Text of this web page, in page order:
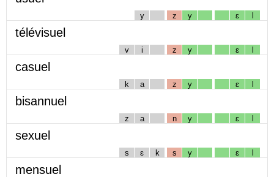
y z y ɛ l
télévisuel
v i z y ɛ l
casuel
k a z y ɛ l
bisannuel
z a n y ɛ l
sexuel
s ɛ k s y ɛ l
mensuel